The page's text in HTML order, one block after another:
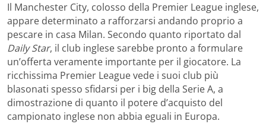
Il Manchester City, colosso della Premier League inglese,
appare determinato a rafforzarsi andando proprio a
pescare in casa Milan. Secondo quanto riportato dal
Daily Star, il club inglese sarebbe pronto a formulare
un’offerta veramente importante per il giocatore. La
ricchissima Premier League vede i suoi club più
blasonati spesso sfidarsi per i big della Serie A, a
dimostrazione di quanto il potere d’acquisto del
campionato inglese non abbia eguali in Europa.